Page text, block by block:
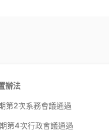
辦法
第2次系務會議通過
第4次行政會議通過